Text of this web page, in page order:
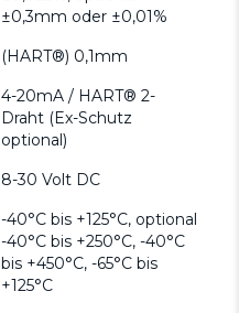
±0,3mm oder ±0,01%
(HART®) 0,1mm
4-20mA / HART® 2-
Draht (Ex-Schutz
optional)
8-30 Volt DC
-40°C bis +125°C, optional
-40°C bis +250°C, -40°C
bis +450°C, -65°C bis
+125°C